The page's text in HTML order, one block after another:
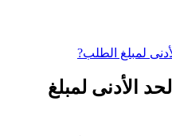
لمبلغ الطلب?
الأدنى لمبلغ